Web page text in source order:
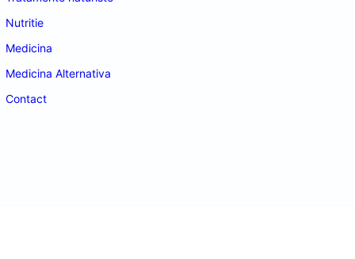
Nutritie
Medicina
Medicina Alternativa
Contact